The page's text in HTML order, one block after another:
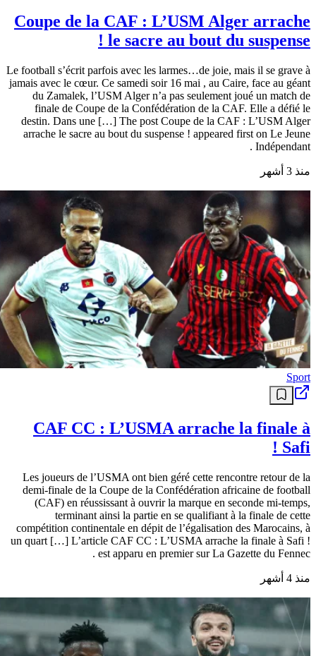
Coupe de la CAF : L’USM Alger arrache
le sacre au bout du suspense !
Le football s’écrit parfois avec les larmes…de joie, mais il se grave à
jamais avec le cœur. Ce samedi soir 16 mai , au Caire, face au géant
du Zamalek, l’USM Alger n’a pas seulement joué un match de
finale de Coupe de la Confédération de la CAF. Elle a défié le
destin. Dans une […] The post Coupe de la CAF : L’USM Alger
arrache le sacre au bout du suspense ! appeared first on Le Jeune
Indépendant .
منذ 3 أشهر
Sport
CAF CC : L’USMA arrache la finale à
Safi !
Les joueurs de l’USMA ont bien géré cette rencontre retour de la
demi-finale de la Coupe de la Confédération africaine de football
(CAF) en réussissant à ouvrir la marque en seconde mi-temps,
terminant ainsi la partie en se qualifiant à la finale de cette
compétition continentale en dépit de l’égalisation des Marocains, à
un quart […] L’article CAF CC : L’USMA arrache la finale à Safi !
est apparu en premier sur La Gazette du Fennec .
منذ 4 أشهر